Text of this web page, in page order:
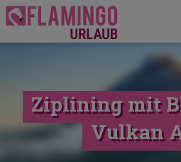
Ziplining mit
Vulkan